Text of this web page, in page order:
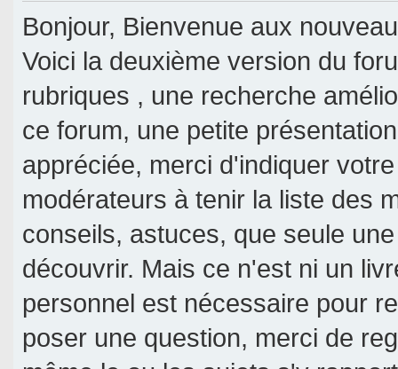
Bonjour, Bienvenue aux
Voici la deuxième version du
rubriques , une recherche
ce forum, une petite
appréciée, merci d'indiquer
modérateurs à tenir la liste des
conseils, astuces, que seule
découvrir. Mais ce n'est ni un
personnel est nécessaire pour
poser une question, merci de